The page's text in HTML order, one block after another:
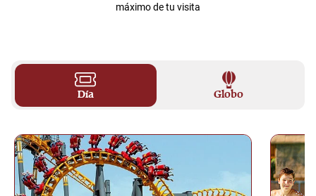
máximo de tu visita
Día Globo